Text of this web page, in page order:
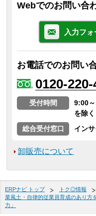
Webでのお問い合
入力フ
お電話でのお問い
0120-220-
受付時間
9:00
を除く
総合受付窓口
イン
卸販売について
ERPナビ トップ トク◎情報
業風土・自律的従業員育成のあり方
力」